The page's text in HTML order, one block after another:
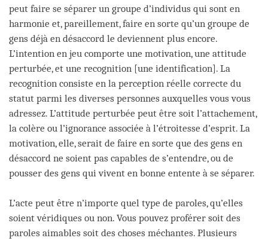
peut faire se séparer un groupe d’individus qui sont en
harmonie et, pareillement, faire en sorte qu’un groupe de
gens déjà en désaccord le deviennent plus encore.
L’intention en jeu comporte une motivation, une attitude
perturbée, et une recognition [une identification]. La
recognition consiste en la perception réelle correcte du
statut parmi les diverses personnes auxquelles vous vous
adressez. L’attitude perturbée peut être soit l’attachement,
la colère ou l’ignorance associée à l’étroitesse d’esprit. La
motivation, elle, serait de faire en sorte que des gens en
désaccord ne soient pas capables de s’entendre, ou de
pousser des gens qui vivent en bonne entente à se séparer.
L’acte peut être n’importe quel type de paroles, qu’elles
soient véridiques ou non. Vous pouvez proférer soit des
paroles aimables soit des choses méchantes. Plusieurs